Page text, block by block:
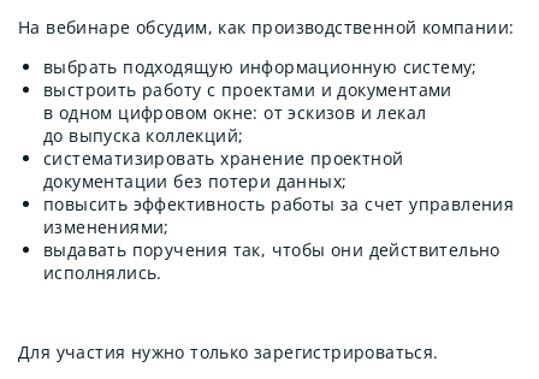
На вебинаре обсудим, как производственной компании:
выбрать подходящую информационную систему;
выстроить работу с проектами и документами
в одном цифровом окне: от эскизов и лекал
до выпуска коллекций;
систематизировать хранение проектной
документации без потери данных;
повысить эффективность работы за счет управления
изменениями;
выдавать поручения так, чтобы они действительно
исполнялись.
Для участия нужно только зарегистрироваться.